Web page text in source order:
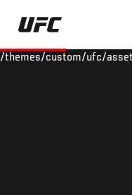
Skip
main
/themes/custom/ufc/